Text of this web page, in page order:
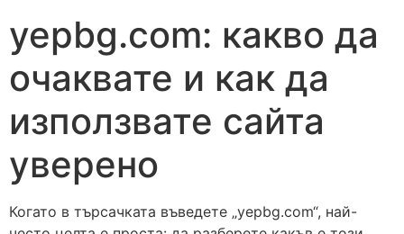
yepbg.com: какво да
очаквате и как да
използвате сайта
уверено
Когато в търсачката въведете „yepbg.com“, най-